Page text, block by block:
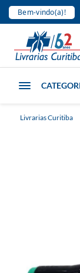
Bem-vindo(a)!
Livrarias Curitiba